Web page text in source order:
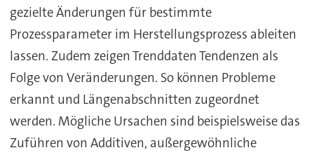
gezielte Änderungen für bestimmte
Prozessparameter im Herstellungsprozess ableiten
lassen. Zudem zeigen Trenddaten Tendenzen als
Folge von Veränderungen. So können Probleme
erkannt und Längenabschnitten zugeordnet
werden. Mögliche Ursachen sind beispielsweise das
Zuführen von Additiven, außergewöhnliche